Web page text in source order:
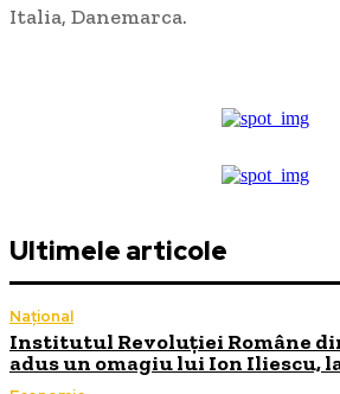
Italia, Danemarca.
Ultimele articole
Național
Institutul Revoluției Române
adus un omagiu lui Ion Iliescu,